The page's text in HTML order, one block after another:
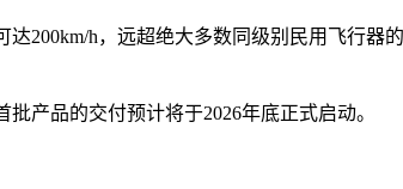
200km/h，远超绝大多数同级别民用飞行器
产品的交付预计将于2026年底正式启动。